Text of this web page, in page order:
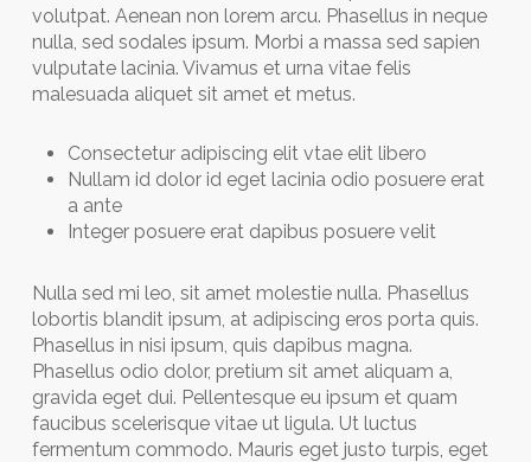
volutpat. Aenean non lorem arcu. Phasellus in neque
nulla, sed sodales ipsum. Morbi a massa sed sapien
vulputate lacinia. Vivamus et urna vitae felis
malesuada aliquet sit amet et metus.
Consectetur adipiscing elit vtae elit libero
Nullam id dolor id eget lacinia odio posuere erat
a ante
Integer posuere erat dapibus posuere velit
Nulla sed mi leo, sit amet molestie nulla. Phasellus
lobortis blandit ipsum, at adipiscing eros porta quis.
Phasellus in nisi ipsum, quis dapibus magna.
Phasellus odio dolor, pretium sit amet aliquam a,
gravida eget dui. Pellentesque eu ipsum et quam
faucibus scelerisque vitae ut ligula. Ut luctus
fermentum commodo. Mauris eget justo turpis, eget